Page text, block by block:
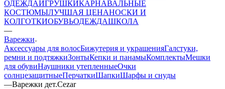
ОДЕЖДАИГРУШКИКАРНАВАЛЬНЫЕ
КОСТЮМЫЛУЧШАЯ ЦЕНАНОСКИ И
КОЛГОТКИОБУВЬОДЕЖДАШКОЛА
—
Варежки
Аксессуары для волосБижутерия и украшенияГалстуки,
ремни и подтяжкиЗонтыКепки и панамыКомплектыМешки
для обувиНаушники утепленныеОчки
солнцезащитныеПерчаткиШапкиШарфы и снуды
—Варежки дет.Cezar